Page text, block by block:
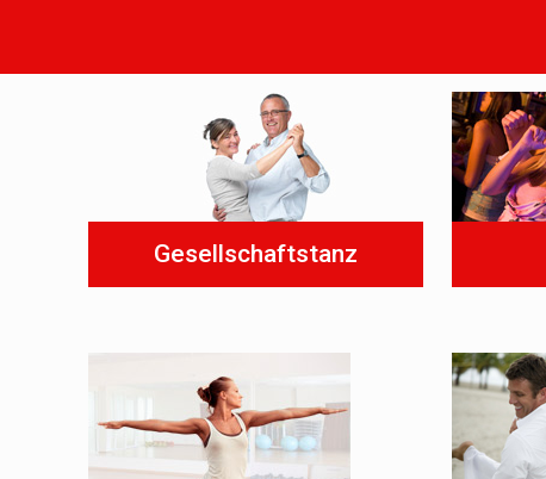
Gesellschaftstanz